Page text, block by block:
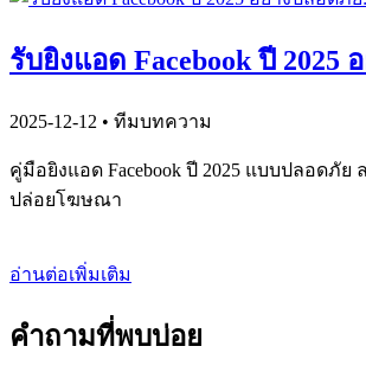
รับยิงแอด Facebook ปี
2025-12-12 • ทีมบทความ
คู่มือยิงแอด Facebook ปี 2025 แบบปลอด
ปล่อยโฆษณา
อ่านต่อเพิ่มเติม
คำถามที่พบบ่อย